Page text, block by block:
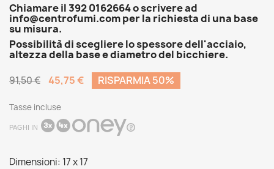
Chiamare il 392 0162664 o scrivere ad
info@centrofumi.com per la richiesta di una base
su misura.
Possibilità di scegliere lo spessore dell'acciaio,
altezza della base e diametro del bicchiere.
91,50 € 45,75 € RISPARMIA 50%
Tasse incluse
PAGHI IN
Dimensioni: 17 x 17